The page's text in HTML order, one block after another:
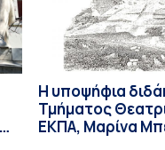
Η υποψήφια
Τμήματος
ΕΚΠΑ, Μαρίνα